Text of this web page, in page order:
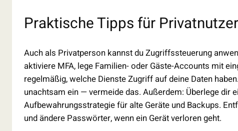
Praktische Tipps für Privatnutzer
Auch als Privatperson kannst du Zugriffssteuerung
aktiviere MFA, lege Familien- oder Gäste-Accounts mit
regelmäßig, welche Dienste Zugriff auf deine Daten
unachtsam ein — vermeide das. Außerdem: Überlege dir
Aufbewahrungsstrategie für alte Geräte und Backups.
und ändere Passwörter, wenn ein Gerät verloren geht.